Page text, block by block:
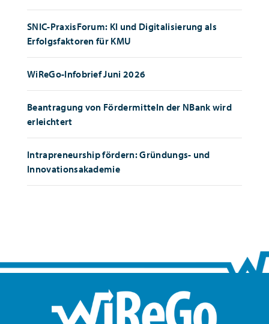
SNIC-PraxisForum: KI und Digitalisierung als
Erfolgsfaktoren für KMU
WiReGo-Infobrief Juni 2026
Beantragung von Fördermitteln der NBank wird
erleichtert
Intrapreneurship fördern: Gründungs- und
Innovationsakademie